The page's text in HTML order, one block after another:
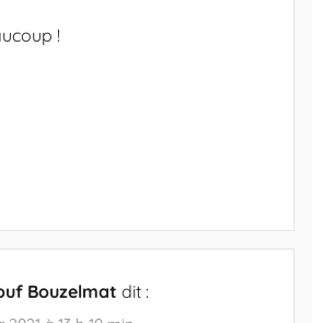
!
Bouzelmat dit :